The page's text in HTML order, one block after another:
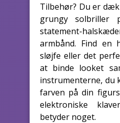
Tilbehør? Du er
grungy
statement-
armbånd. Find en
sløjfe eller det
at binde looket
instrumenterne, du
farven på din
elektroniske
betyder noget.